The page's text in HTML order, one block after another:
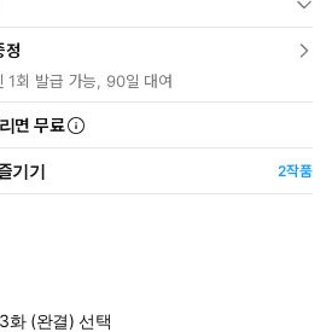
정
1회 발급 가능, 90일 대여
면 무료
기기 2작품
화 (완결) 선택